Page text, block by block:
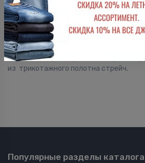
Описание
Мужская футболка F5, Slim fit
образный вырез горловины, короткий
из трикотажного полотна стрейч.
Популярные разделы каталога